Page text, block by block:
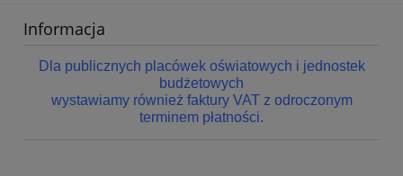
Informacja
Dla publicznych placówek oświatowych i jednostek
budżetowych
wystawiamy również faktury VAT z odroczonym
terminem płatności.